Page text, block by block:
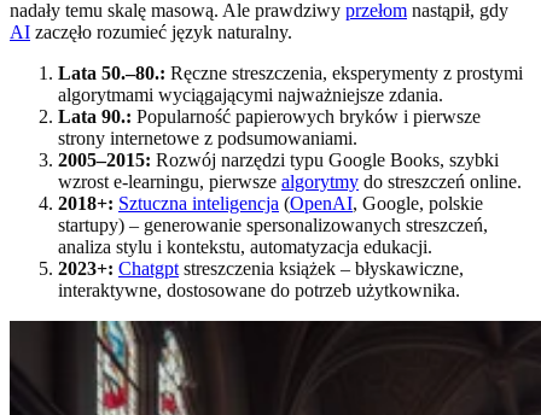
nadały temu skalę masową. Ale prawdziwy przełom nastąpił, gdy
AI zaczęło rozumieć język naturalny.
Lata 50.–80.: Ręczne streszczenia, eksperymenty z prostymi
algorytmami wyciągającymi najważniejsze zdania.
Lata 90.: Popularność papierowych bryków i pierwsze
strony internetowe z podsumowaniami.
2005–2015: Rozwój narzędzi typu Google Books, szybki
wzrost e-learningu, pierwsze algorytmy do streszczeń online.
2018+: Sztuczna inteligencja (OpenAI, Google, polskie
startupy) – generowanie spersonalizowanych streszczeń,
analiza stylu i kontekstu, automatyzacja edukacji.
2023+: Chatgpt streszczenia książek – błyskawiczne,
interaktywne, dostosowane do potrzeb użytkownika.